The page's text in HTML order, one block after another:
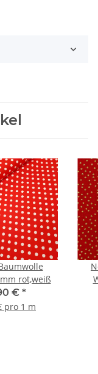
rot,weiß
€ *
pro 1 m